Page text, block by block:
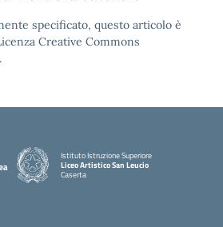
specificato, questo articolo è
Creative Commons
Istituto Istruzione Superiore
Liceo Artistico San Leucio
Caserta